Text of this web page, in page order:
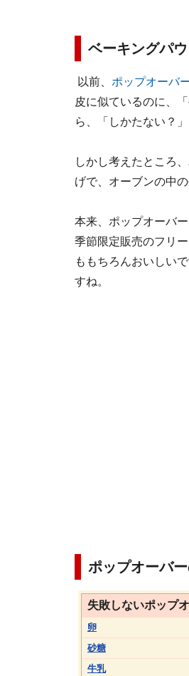
ベーキングパ
以前、 ポップオーバ
皮に似ているのに、
ら、「しかたない？
しかし考えたところ
げで、オーブンの中
本来、ポップオーバ
季節限定販売のフリ
ももちろんおいしい
すね。
ポップオーバー
失敗しないポップ
卵
砂糖
牛乳